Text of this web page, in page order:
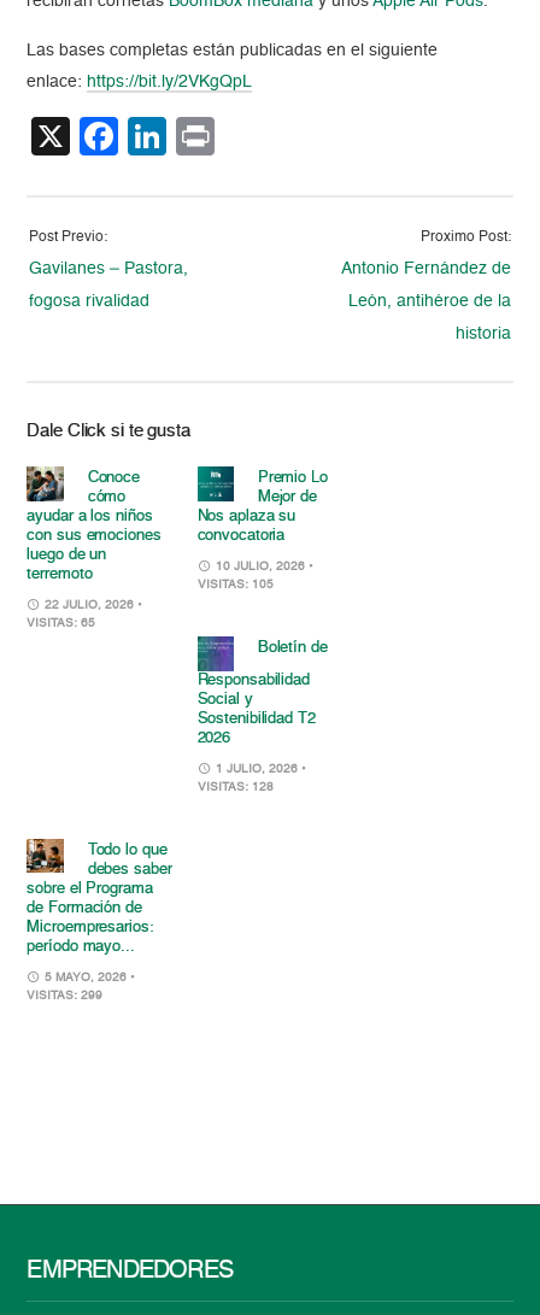
Las bases completas están publicadas en el siguiente
enlace: https://bit.ly/2VKgQpL
X Facebook
LinkedIn
Post Previo:
Gavilanes – Pastora,
fogosa rivalidad
Proximo Post:
Antonio Fernández de
León, antihéroe de la
historia
Dale Click si te gusta
Conoce
cómo
ayudar a los niños
con sus emociones
luego de un
terremoto
22 JULIO, 2026 •
VISITAS: 65
Premio Lo
Mejor de
Nos aplaza su
convocatoria
10 JULIO, 2026 •
VISITAS: 105
Boletín de
Responsabilidad
Social y
Sostenibilidad T2
2026
1 JULIO, 2026 •
VISITAS: 128
Todo lo que
debes saber
sobre el Programa
de Formación de
Microempresarios:
período mayo...
5 MAYO, 2026 •
VISITAS: 299
EMPRENDEDORES